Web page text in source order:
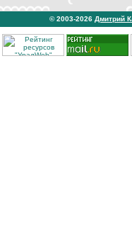
© 2003-2026 Дмитрий